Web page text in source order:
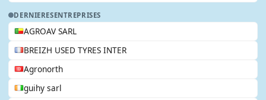
DERNIERESENTREPRISES
AGROAV SARL
BREIZH USED TYRES INTER
Agronorth
guihy sarl